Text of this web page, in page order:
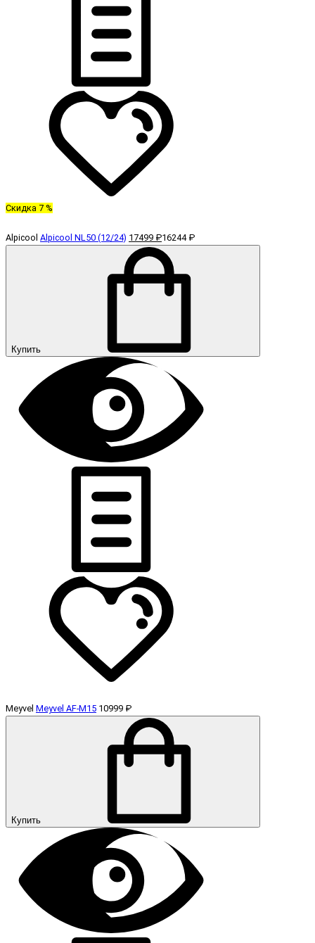
Скидка 7 %
Alpicool Alpicool NL50 (12/24) 17499 ₽16244 ₽
Купить
Meyvel Meyvel AF-M15 10999 ₽
Купить